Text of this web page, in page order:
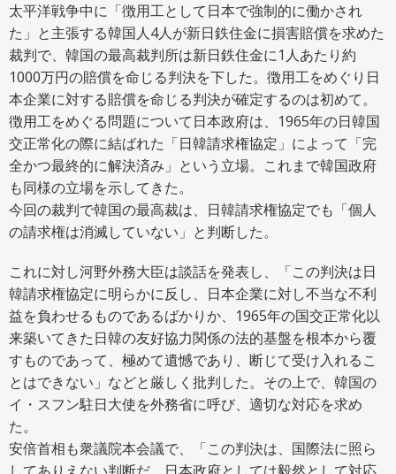
メディアの現場
ニュース用語解説
アーカイブ
太平洋戦争中に「徴用工として日本で強制的に働かされ
た」と主張する韓国人4人が新日鉄住金に損害賠償を求めた
裁判で、韓国の最高裁判所は新日鉄住金に1人あたり約
1000万円の賠償を命じる判決を下した。徴用工をめぐり日
本企業に対する賠償を命じる判決が確定するのは初めて。
徴用工をめぐる問題について日本政府は、1965年の日韓国
交正常化の際に結ばれた「日韓請求権協定」によって「完
全かつ最終的に解決済み」という立場。これまで韓国政府
も同様の立場を示してきた。
今回の裁判で韓国の最高裁は、日韓請求権協定でも「個人
の請求権は消滅していない」と判断した。
これに対し河野外務大臣は談話を発表し、「この判決は日
韓請求権協定に明らかに反し、日本企業に対し不当な不利
益を負わせるものであるばかりか、1965年の国交正常化以
来築いてきた日韓の友好協力関係の法的基盤を根本から覆
すものであって、極めて遺憾であり、断じて受け入れるこ
とはできない」などと厳しく批判した。その上で、韓国の
イ・スフン駐日大使を外務省に呼び、適切な対応を求め
た。
安倍首相も衆議院本会議で、「この判決は、国際法に照ら